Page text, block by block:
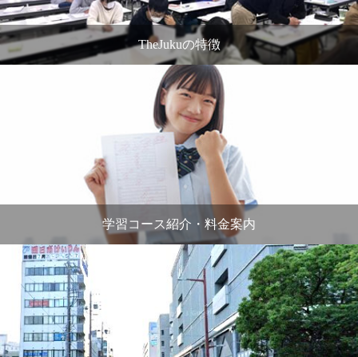
TheJukuの特徴
学習コース紹介・料金案内